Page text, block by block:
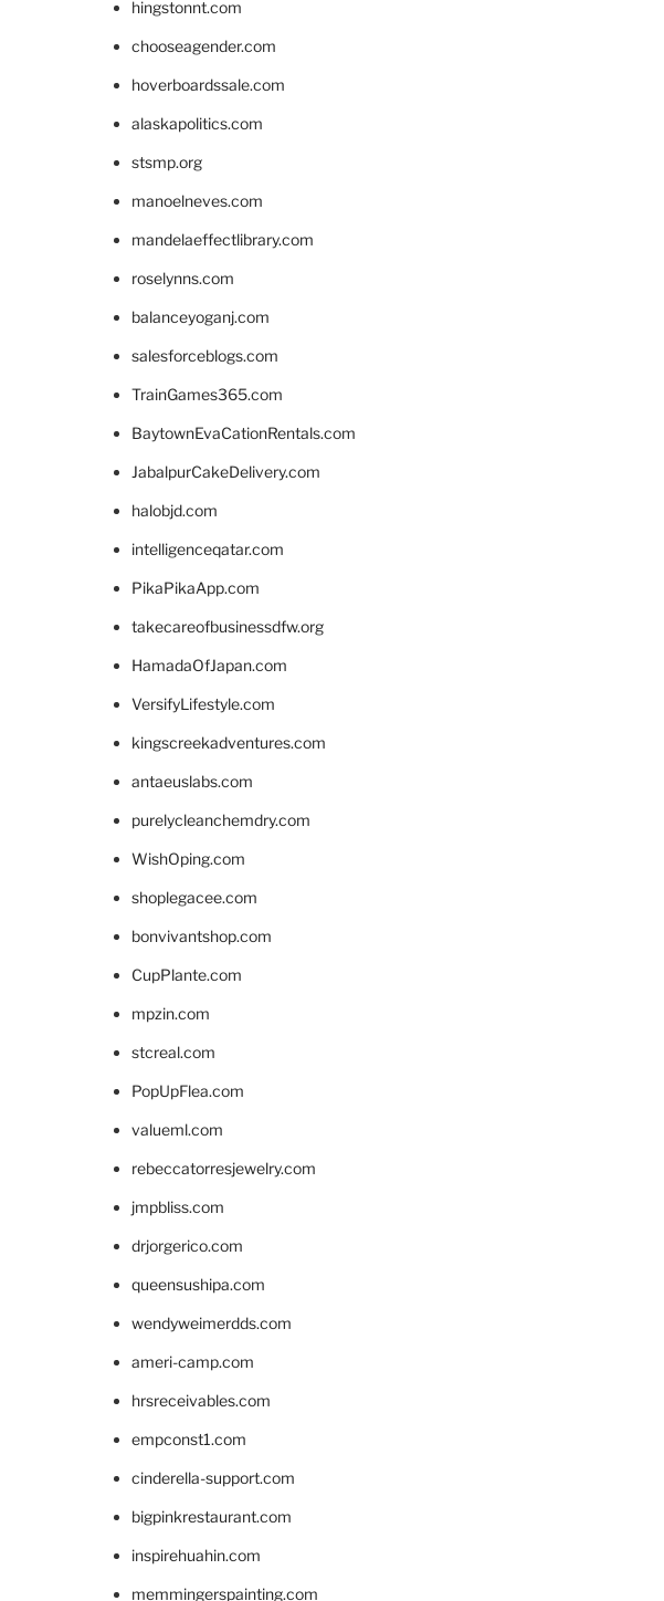
hingstonnt.com
chooseagender.com
hoverboardssale.com
alaskapolitics.com
stsmp.org
manoelneves.com
mandelaeffectlibrary.com
roselynns.com
balanceyoganj.com
salesforceblogs.com
TrainGames365.com
BaytownEvaCationRentals.com
JabalpurCakeDelivery.com
halobjd.com
intelligenceqatar.com
PikaPikaApp.com
takecareofbusinessdfw.org
HamadaOfJapan.com
VersifyLifestyle.com
kingscreekadventures.com
antaeuslabs.com
purelycleanchemdry.com
WishOping.com
shoplegacee.com
bonvivantshop.com
CupPlante.com
mpzin.com
stcreal.com
PopUpFlea.com
valueml.com
rebeccatorresjewelry.com
jmpbliss.com
drjorgerico.com
queensushipa.com
wendyweimerdds.com
ameri-camp.com
hrsreceivables.com
empconst1.com
cinderella-support.com
bigpinkrestaurant.com
inspirehuahin.com
memmingerspainting.com